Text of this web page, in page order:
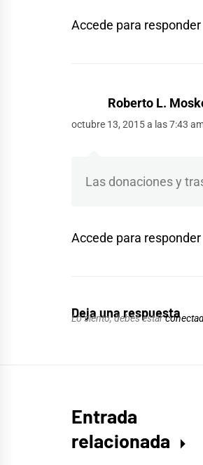
Accede para responder
Roberto L.
octubre 13, 2015 a las 7:43
Las donaciones y
Accede para responder
Deja una respuesta
Lo siento, debes estar
Entrada
relacionada